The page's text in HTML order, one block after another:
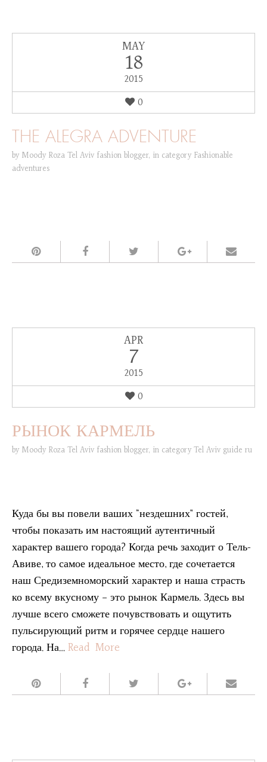
MAY
18
2015
0
THE ALEGRA ADVENTURE
by Moody Roza Tel Aviv fashion blogger, in category Fashionable
adventures
APR
7
2015
0
РЫНОК КАРМЕЛЬ
by Moody Roza Tel Aviv fashion blogger, in category Tel Aviv guide ru
Куда бы вы повели ваших “нездешних” гостей,
чтобы показать им настоящий аутентичный
характер вашего города? Когда речь заходит о Тель-
Авиве, то самое идеальное место, где сочетается
наш Средиземноморский характер и наша страсть
ко всему вкусному – это рынок Кармель. Здесь вы
лучше всего сможете почувствовать и ощутить
пульсирующий ритм и горячее сердце нашего
города. На… Read More